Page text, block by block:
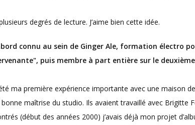
degrés de lecture. J’aime bien cette idée.
connu au sein de Ginger Ale, formation électro
puis membre à part entière sur le
ma première expérience importante avec une maison
maîtrise du studio. Ils avaient travaillé avec Brigitte
(début des années 2000) j’avais déjà mon projet